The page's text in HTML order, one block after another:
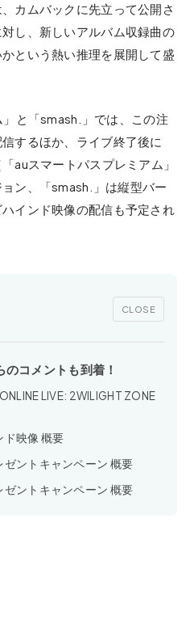
カムバックに先立って公開さ
し、新しいアルバム収録曲の
という熱い推理を展開して盛
」と「smash.」では、この注
するほか、ライブ終了後に
auスマートパスプレミアム」
ン、「smash.」は縦型バー
インド映像の配信も予定され
CLOSE
コメントも到着！
LIVE: 2WILIGHT ZONE
ド映像 概要
ゼントキャンペーン 概要
ゼントキャンペーン 概要